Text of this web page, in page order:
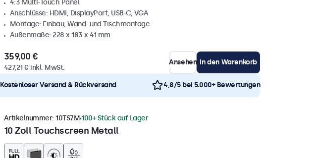
4:3 Multi-Touch Panel
Anschlüsse: HDMI, DisplayPort, USB-C, VGA
Montage: Einbau, Wand- und Tischmontage
Außenmaße: 228 x 183 x 41 mm
359,00 €
427,21 € inkl. MwSt.
Ansehen In den Warenkorb
Kostenloser Versand & Rückversand 4,8/5 bei 5.000+ Bewertungen
10 Zoll Touchscreen Metall
Artikelnummer: 10TS7M 100+ Stück auf Lager